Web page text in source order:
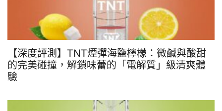
【深度評測】TNT煙彈海鹽檸檬：微鹹與酸甜
的完美碰撞，解鎖味蕾的「電解質」級清爽體
驗